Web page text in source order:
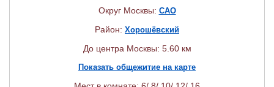
Округ Москвы: САО
Район: Хорошёвский
До центра Москвы: 5.60 км
Показать общежитие на карте